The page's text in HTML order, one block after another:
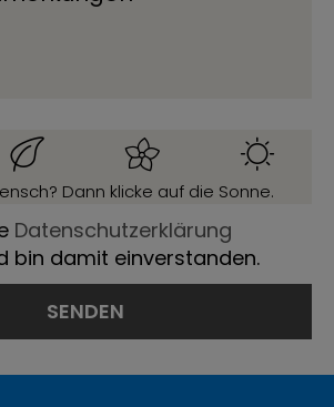
Dann klicke auf die Sonne.
Datenschutzerklärung
bin damit einverstanden.